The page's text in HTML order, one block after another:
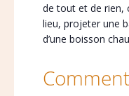
de tout et de rien,
lieu, projeter une
d’une boisson
Comment